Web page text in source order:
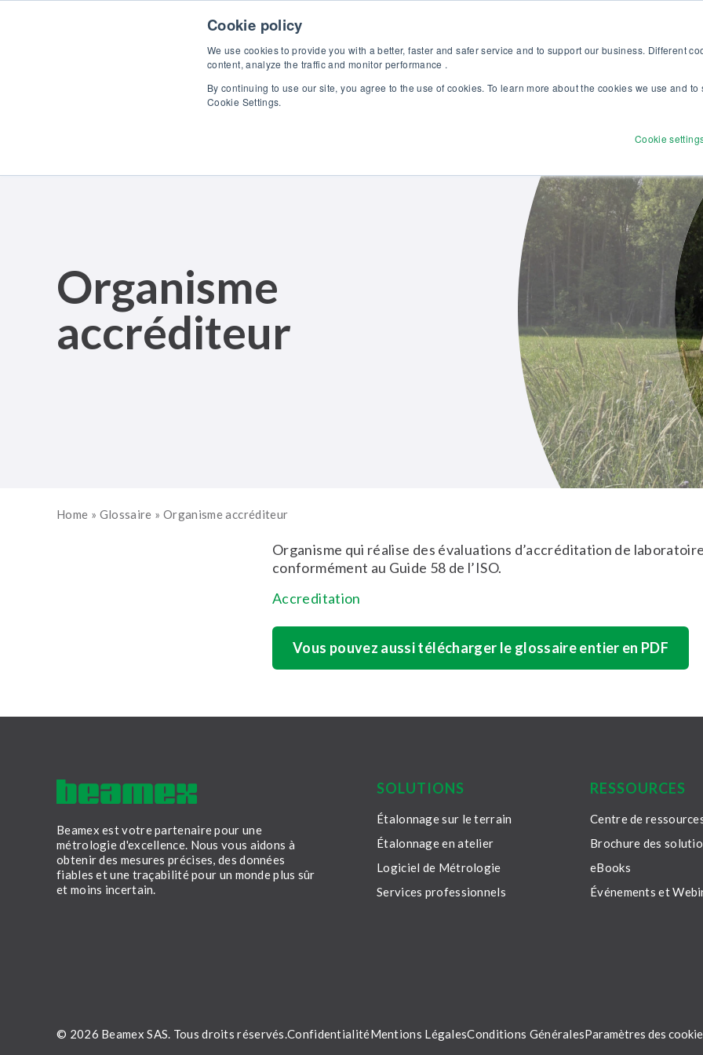
Cookie policy
We use cookies to provide you with a better, faster and safer service and to support our business. Different
content, analyze the traffic and monitor performance .
By continuing to use our site, you agree to the use of cookies. To learn more about the cookies we use and
Cookie Settings.
Cookie
Produits Solutions Services Découvrir
Organisme
accréditeur
Home » Glossaire » Organisme accréditeur
Organisme qui réalise des évaluations d’accréditation de
conformément au Guide 58 de l’ISO.
Accreditation
Vous pouvez aussi télécharger le glossaire entier en PDF
Beamex est votre partenaire pour une
métrologie d'excellence. Nous vous aidons à
obtenir des mesures précises, des données
fiables et une traçabilité pour un monde plus sûr
et moins incertain.
SOLUTIONS
Étalonnage sur le terrain
Étalonnage en atelier
Logiciel de Métrologie
Services professionnels
RESSOURCES
Centre de
Brochure des
eBooks
Événements et
© 2026 Beamex SAS. Tous droits réservés.ConfidentialitéMentions LégalesConditions GénéralesParamètres des